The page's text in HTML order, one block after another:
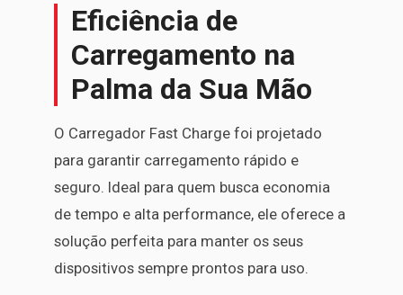
Eficiência de
Carregamento na
Palma da Sua Mão
O Carregador Fast Charge foi projetado
para garantir carregamento rápido e
seguro. Ideal para quem busca economia
de tempo e alta performance, ele oferece a
solução perfeita para manter os seus
dispositivos sempre prontos para uso.